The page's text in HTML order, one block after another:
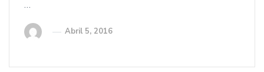
…
Abril 5, 2016